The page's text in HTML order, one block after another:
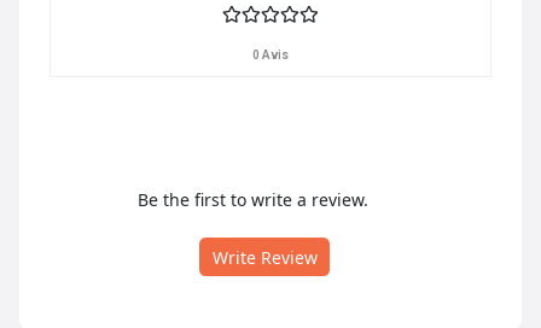
0 Avis
Be the first to write a review.
Write Review